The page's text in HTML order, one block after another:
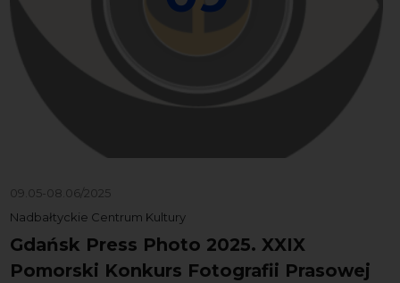
09.05-08.06/2025
Nadbałtyckie Centrum Kultury
Gdańsk Press Photo 2025. XXIX
Pomorski Konkurs Fotografii Prasowej